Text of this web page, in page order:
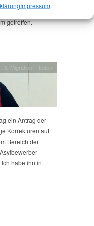
Impressum
das geplante
getroffen.
& Migration Reden
ein Antrag der
Korrekturen auf
Bereich der
Ich habe ihn in